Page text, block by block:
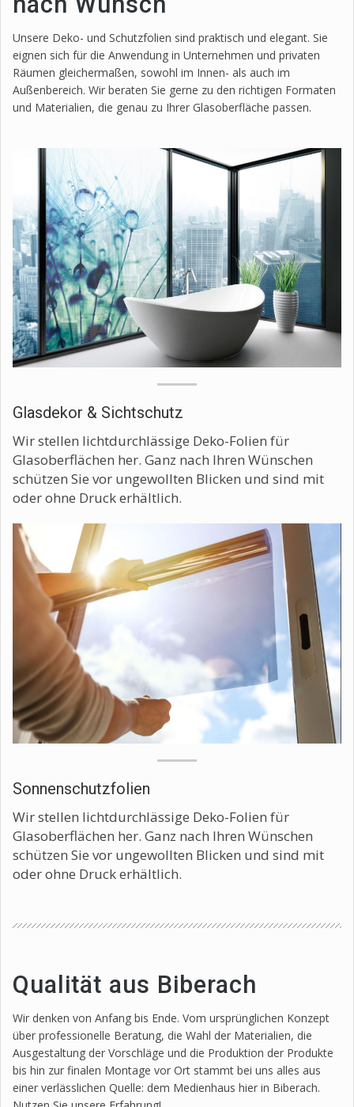
Unsere Deko- und Schutzfolien sind praktisch und elegant. Sie
eignen sich für die Anwendung in Unternehmen und privaten
Räumen gleichermaßen, sowohl im Innen- als auch im
Außenbereich. Wir beraten Sie gerne zu den richtigen Formaten
und Materialien, die genau zu Ihrer Glasoberfläche passen.
Glasdekor & Sichtschutz
Wir stellen lichtdurchlässige Deko-Folien für
Glasoberflächen her. Ganz nach Ihren Wünschen
schützen Sie vor ungewollten Blicken und sind mit
oder ohne Druck erhältlich.
Sonnenschutzfolien
Wir stellen lichtdurchlässige Deko-Folien für
Glasoberflächen her. Ganz nach Ihren Wünschen
schützen Sie vor ungewollten Blicken und sind mit
oder ohne Druck erhältlich.
Qualität aus Biberach
Wir denken von Anfang bis Ende. Vom ursprünglichen Konzept
über professionelle Beratung, die Wahl der Materialien, die
Ausgestaltung der Vorschläge und die Produktion der Produkte
bis hin zur finalen Montage vor Ort stammt bei uns alles aus
einer verlässlichen Quelle: dem Medienhaus hier in Biberach.